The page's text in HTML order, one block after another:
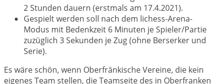
2 Stunden dauern (erstmals am 17.4.2021).
Gespielt werden soll nach dem lichess-Arena-
Modus mit Bedenkzeit 6 Minuten je Spieler/Partie
zuzüglich 3 Sekunden je Zug (ohne Berserker und
Serie).
Es wäre schön, wenn Oberfränkische Vereine, die kein
eigenes Team stellen, die Teamseite des in Oberfranken